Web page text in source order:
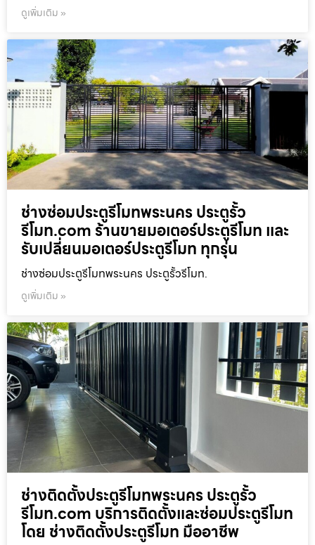
ดูเพิ่มเติม »
ช่างซ่อมประตูรีโมทพระนคร ประตูรั้ว
รีโมท.com ร้านขายมอเตอร์ประตูรีโมท และ
รับเปลี่ยนมอเตอร์ประตูรีโมท ทุกรุ่น
ช่างซ่อมประตูรีโมทพระนคร ประตูรั้วรีโมท.
ดูเพิ่มเติม »
ช่างติดตั้งประตูรีโมทพระนคร ประตูรั้ว
รีโมท.com บริการติดตั้งและซ่อมประตูรีโมท
โดย ช่างติดตั้งประตูรีโมท มืออาชีพ